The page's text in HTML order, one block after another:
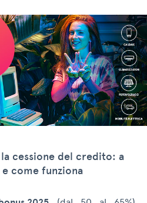
cessione del credito: a
e come funziona